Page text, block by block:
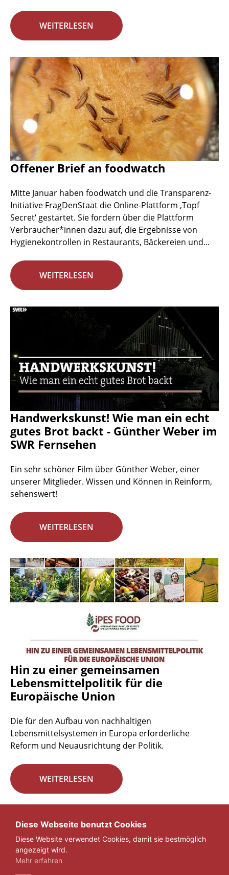
WEITERLESEN
Offener Brief an foodwatch
Mitte Januar haben foodwatch und die Transparenz-
Initiative FragDenStaat die Online-Plattform ‚Topf
Secret‘ gestartet. Sie fordern über die Plattform
Verbraucher*innen dazu auf, die Ergebnisse von
Hygienekontrollen in Restaurants, Bäckereien und...
WEITERLESEN
Handwerkskunst! Wie man ein echt
gutes Brot backt - Günther Weber im
SWR Fernsehen
Ein sehr schöner Film über Günther Weber, einer
unserer Mitglieder. Wissen und Können in Reinform,
sehenswert!
WEITERLESEN
Hin zu einer gemeinsamen
Lebensmittelpolitik für die
Europäische Union
Die für den Aufbau von nachhaltigen
Lebensmittelsystemen in Europa erforderliche
Reform und Neuausrichtung der Politik.
WEITERLESEN
« 1 ... 27 28 29
Diese Webseite benutzt Cookies
Diese Website verwendet Cookies, damit sie bestmöglich
angezeigt wird.
Mehr erfahren